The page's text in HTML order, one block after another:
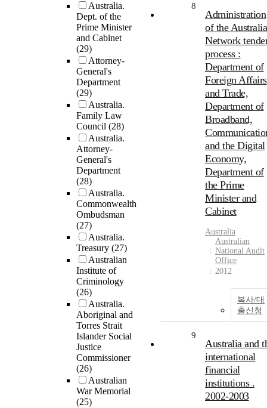
Australia.
Dept. of the
Prime Minister
and Cabinet
(29)
Attorney-
General's
Department
(29)
Australia.
Family Law
Council (28)
Australia.
Attorney-
General's
Department
(28)
Australia.
Commonwealth
Ombudsman
(27)
Australia.
Treasury (27)
Australian
Institute of
Criminology
(26)
Australia.
Aboriginal and
Torres Strait
Islander Social
Justice
Commissioner
(26)
Australian
War Memorial
(25)
8
Administration
of the Australia
Network
process :
Department of
Foreign Affairs
and Trade,
Department of
Broadband,
and the Digital
Economy,
Department of
the Prime
Minister and
Cabinet
Australia
Australian
National Audit
Office
2012
복사/대
출신청
9
Australia and
international
financial
institutions .
2002-2003